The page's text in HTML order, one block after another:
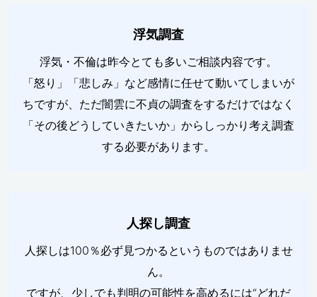
浮気調査
浮気・不倫は昨今とても多いご相談内容です。
「怒り」「悲しみ」など感情に任せて動いてしまいが
ちですが、ただ闇雲に不貞の調査をするだけではなく
「その後どうしていきたいか」からしっかり考え調査
する必要があります。
人探し調査
人探しは100％必ず見つかるというものではありませ
ん。
ですが、少しでも判明の可能性を高めるには“どれだ